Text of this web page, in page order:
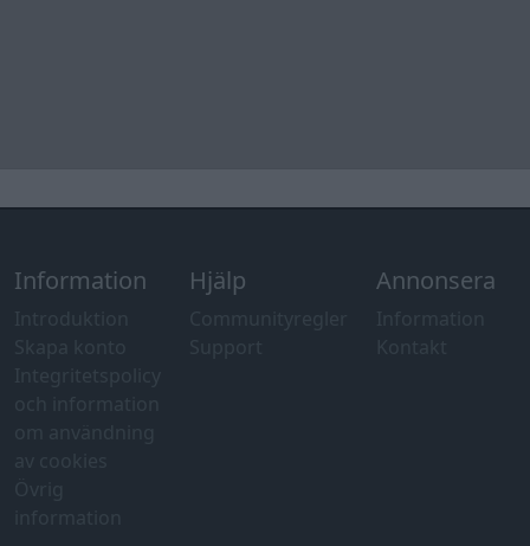
Information Hjälp Annonsera